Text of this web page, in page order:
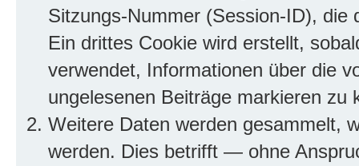
Sitzungs-Nummer (Session-ID), die
Ein drittes Cookie wird erstellt,
verwendet, Informationen über die
ungelesenen Beiträge markieren zu
Weitere Daten werden gesammelt,
werden. Dies betrifft — ohne